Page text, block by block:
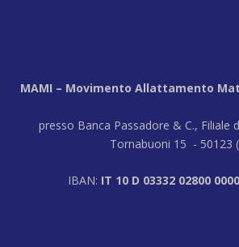
MAMI – Movimento Allattamento
presso Banca Passadore & C., Filiale
Tornabuoni 15 - 50123
IBAN: IT 10 D 03332 02800